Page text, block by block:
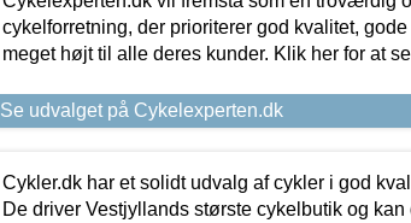
cykelforretning, der prioriterer god kvalitet,
meget højt til alle deres kunder. Klik her for at
Se udvalget på Cykelexperten.dk
Cykler.dk har et solidt udvalg af cykler i god
De driver Vestjyllands største cykelbutik og kan